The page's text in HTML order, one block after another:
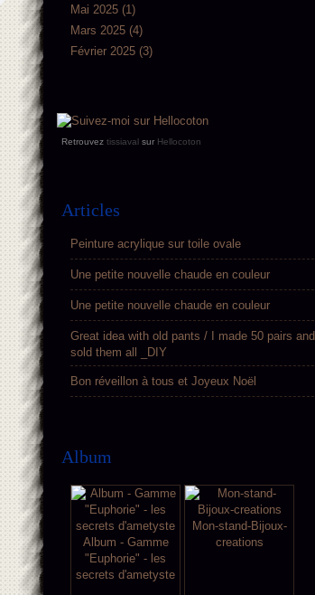
Mai 2025 (1)
Mars 2025 (4)
Février 2025 (3)
Retrouvez tissiaval sur Hellocoton
Articles
Peinture acrylique sur toile ovale
Une petite nouvelle chaude en couleur
Une petite nouvelle chaude en couleur
Great idea with old pants / I made 50 pairs and
sold them all _DIY
Bon réveillon à tous et Joyeux Noël
Album
Album - Gamme
"Euphorie" - les
secrets d'ametyste
Mon-stand-Bijoux-
creations